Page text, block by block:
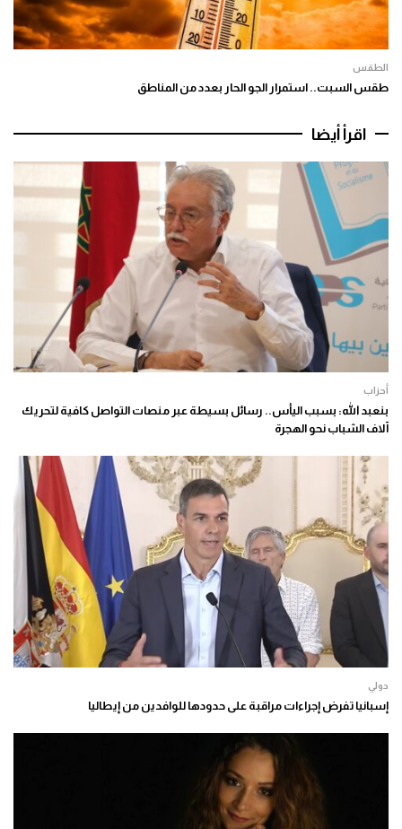
الطقس
طقس السبت.. استمرار الجو الحار بعدد من المناطق
اقرأ أيضا
أحزاب
بنعبد الله: بسبب اليأس.. رسائل بسيطة عبر منصات التواصل كافية لتحريك
آلاف الشباب نحو الهجرة
دولي
إسبانيا تفرض إجراءات مراقبة على حدودها للوافدين من إيطاليا